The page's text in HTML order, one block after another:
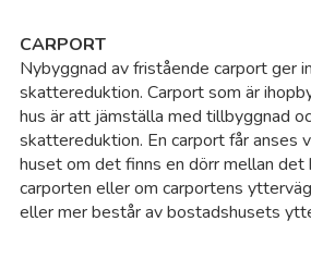
CARPORT
Nybyggnad av fristående carport ger
skattereduktion. Carport som är
hus är att jämställa med tillbyggnad
skattereduktion. En carport får anses
huset om det finns en dörr mellan det
carporten eller om carportens
eller mer består av bostadshusets